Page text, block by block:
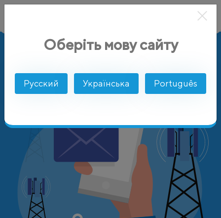
T-Mobile Austria GmbH
Оберіть мову сайту
Русский Українська Português